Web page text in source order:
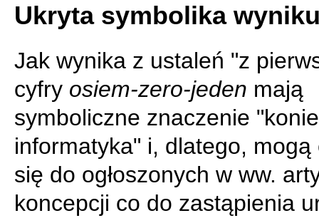
Ukryta symbolika
Jak wynika z ustaleń "z
cyfry osiem-zero-jeden mają
symboliczne znaczenie
informatyka" i, dlatego, mogą
się do ogłoszonych w ww.
koncepcji co do zastąpienia